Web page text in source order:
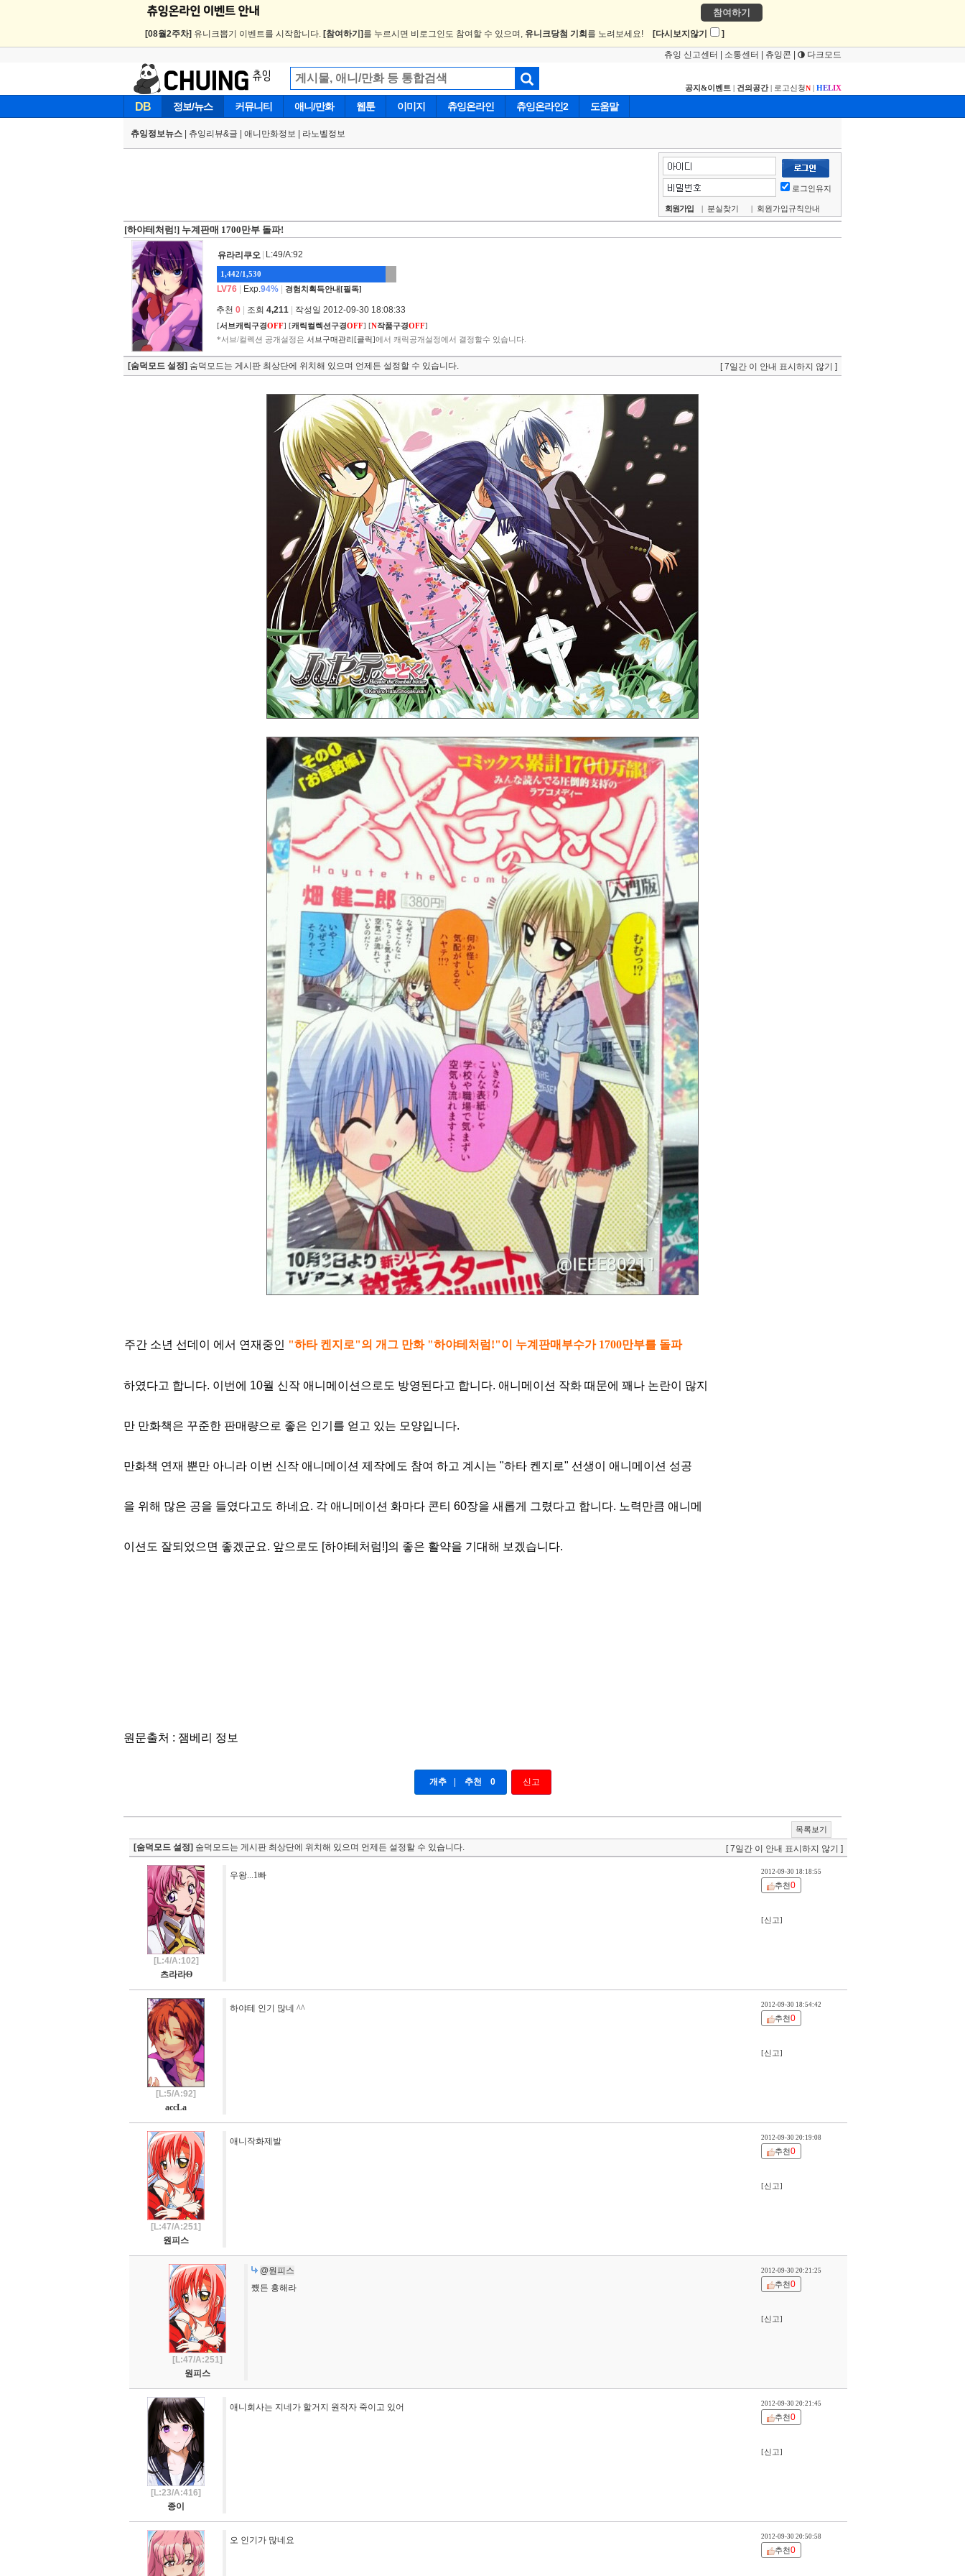
참여하기
[08월2주차] 유니크뽑기 이벤트를 시작합니다. [참여하기] 를 누르시면 비로그인도 참여할 수 있으며, 유니크당첨 기회 를 노려보세요! [다시보지않기 ]
츄잉 신고센터 소통센터 츄잉콘 다크모드
공지&이벤트 | 건의공간| 로고신청N | HELIX
DB 정보/뉴스 커뮤니티 애니/만화 웹툰 이미지 츄잉온라인 츄잉온라인2 도움말
츄잉정보뉴스 츄잉리뷰&글 애니만화정보 라노벨정보
로그인유지
회원가입 | 분실찾기 | 회원가입규칙안내
[하야테처럼!] 누계판매 1700만부 돌파!
유라리쿠오 L:49/A:92
1,442/1,530
LV76 Exp.94% 경험치획득안내[필독]
추천 0 조회 4,211 작성일 2012-09-30 18:08:33
[서브캐릭구경OFF] [캐릭컬렉션구경OFF] [N작품구경OFF]
*서브/컬렉션 공개설정은 서브구매관리[클릭]에서 캐릭공개설정에서 결정할수 있습니다.
[숨덕모드 설정] 숨덕모드는 게시판 최상단에 위치해 있으며 언제든 설정할 수 있습니다. [ 7일간 이 안내 표시하지 않기 ]
주간 소년 선데이 에서 연재중인 "하타 켄지로"의 개그 만화 "하야테처럼!"이 누계판매부수가 1700만부를 돌파
하였다고 합니다. 이번에 10월 신작 애니메이션으로도 방영된다고 합니다. 애니메이션 작화 때문에 꽤나 논란이 많지
만 만화책은 꾸준한 판매량으로 좋은 인기를 얻고 있는 모양입니다.
만화책 연재 뿐만 아니라 이번 신작 애니메이션 제작에도 참여 하고 계시는 "하타 켄지로" 선생이 애니메이션 성공
을 위해 많은 공을 들였다고도 하네요. 각 애니메이션 화마다 콘티 60장을 새롭게 그렸다고 합니다. 노력만큼 애니메
이션도 잘되었으면 좋겠군요. 앞으로도 [하야테처럼!]의 좋은 활약을 기대해 보겠습니다.
원문출처 : 잼베리 정보
개추 추천 0 신고
목록보기
[숨덕모드 설정] 숨덕모드는 게시판 최상단에 위치해 있으며 언제든 설정할 수 있습니다. [ 7일간 이 안내 표시하지 않기 ]
[L:4/A:102]
츠라라Θ
우왕...1빠 2012-09-30 18:18:55
추천0
[신고]
[L:5/A:92]
accLa
하야테 인기 많네 ^^ 2012-09-30 18:54:42
추천0
[신고]
[L:47/A:251]
원피스
애니작화제발 2012-09-30 20:19:08
추천0
[신고]
[L:47/A:251]
원피스
@원피스
쩄든 흥해라
2012-09-30 20:21:25
추천0
[신고]
[L:23/A:416]
종이
애니회사는 지네가 할거지 원작자 죽이고 있어 2012-09-30 20:21:45
추천0
[신고]
오 인기가 많네요 2012-09-30 20:50:58
추천0